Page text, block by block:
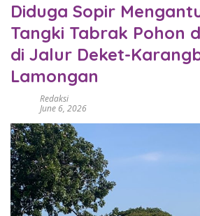
Diduga Sopir
Tangki Tabrak Pohon
di Jalur Deket-
Lamongan
Redaksi
June 6, 2026